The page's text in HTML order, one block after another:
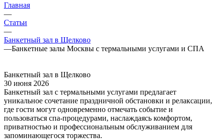
Главная
—
Статьи
—
Банкетный зал в Щелково
—Банкетные залы Москвы с термальными услугами и СПА
Банкетный зал в Щелково
30 июня 2026
Банкетный зал с термальными услугами предлагает
уникальное сочетание праздничной обстановки и релаксации,
где гости могут одновременно отмечать событие и
пользоваться спа-процедурами, наслаждаясь комфортом,
приватностью и профессиональным обслуживанием для
запоминающегося торжества.